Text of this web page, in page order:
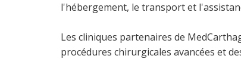
l'hébergement, le transport et
Les cliniques partenaires de
procédures chirurgicales avancées et